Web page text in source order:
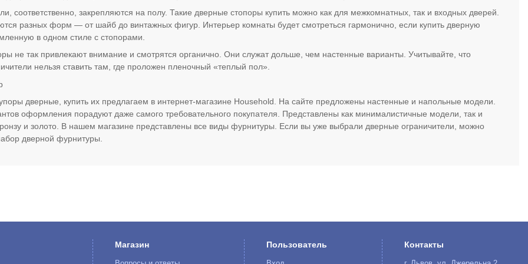
соответственно, закрепляются на полу. Такие дверные стопоры купить можно как для межкомнатных, так и входных дверей.
разных форм — от шайб до винтажных фигур. Интерьер комнаты будет смотреться гармонично, если купить дверную
в одном стиле с стопорами.
не так привлекают внимание и смотрятся органично. Они служат дольше, чем настенные варианты. Учитывайте, что
нельзя ставить там, где проложен пленочный «теплый пол».
дверные, купить их предлагаем в интернет-магазине Household. На сайте предложены настенные и напольные модели.
оформления порадуют даже самого требовательного покупателя. Представлены как минималистичные модели, так и
и золото. В нашем магазине представлены все виды фурнитуры. Если вы уже выбрали дверные ограничители, можно
дверной фурнитуры.
Магазин Пользователь Контакты